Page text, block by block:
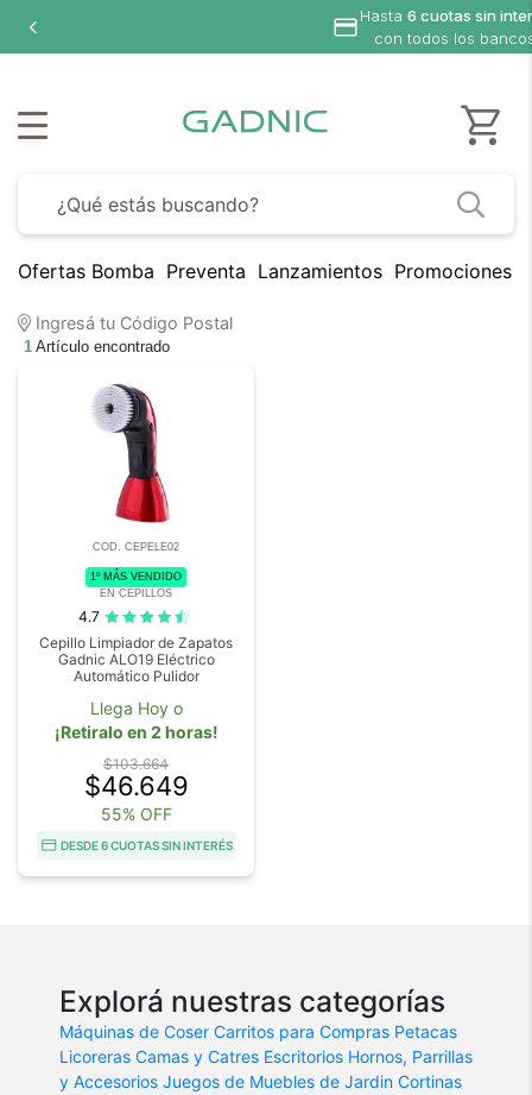
Hasta 6 cuotas sin
con todos los
Ofertas Bomba Preventa Lanzamientos Promociones
Ingresá tu Código Postal
1 Artículo encontrado
COD. CEPELE02
1º MÁS VENDIDO
EN CEPILLOS
4.7
Cepillo Limpiador de Zapatos
Gadnic ALO19 Eléctrico
Automático Pulidor
Llega Hoy o
¡Retiralo en 2 horas!
$103.664
$46.649
55% OFF
DESDE 6 CUOTAS SIN INTERÉS
Explorá nuestras categorías
Máquinas de Coser Carritos para Compras Petacas
Licoreras Camas y Catres Escritorios Hornos, Parrillas
y Accesorios Juegos de Muebles de Jardin Cortinas